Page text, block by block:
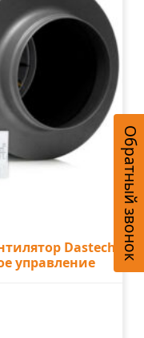
Dastech
управление
Обратный звонок